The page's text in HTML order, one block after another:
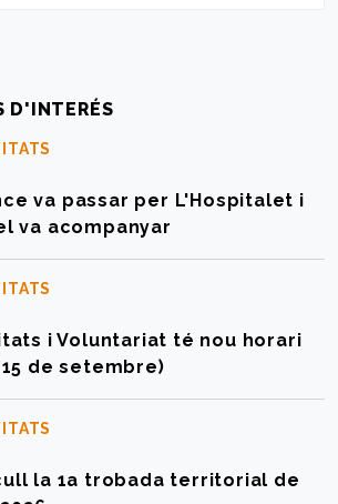
D'INTERÉS
va passar per L'Hospitalet i
va acompanyar
i Voluntariat té nou horari
de setembre)
la 1a trobada territorial de